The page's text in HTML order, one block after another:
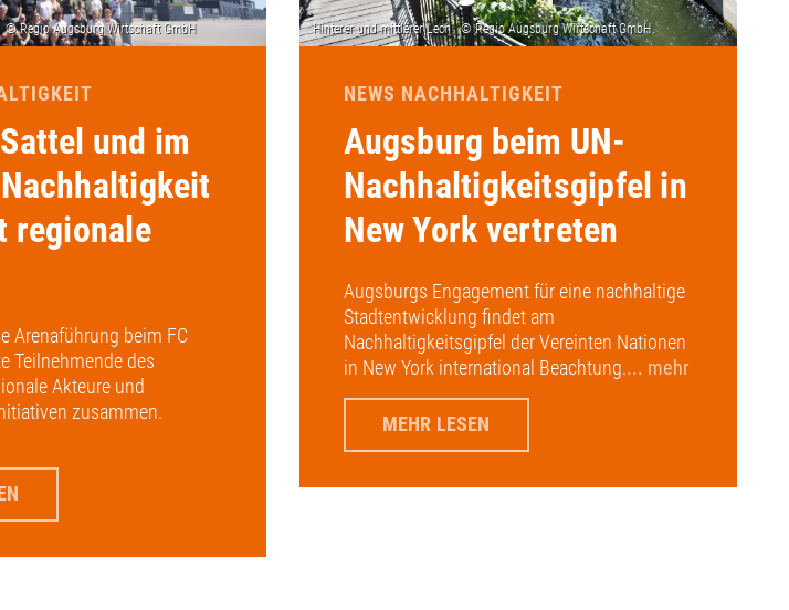
und im
regionale
Arenaführung beim FC
Teilnehmende des
Akteure und
zusammen.
NEWS NACHHALTIGKEIT
Augsburg beim UN-
Nachhaltigkeitsgipfel in
New York vertreten
Augsburgs Engagement für eine nachhaltige
Stadtentwicklung findet am
Nachhaltigkeitsgipfel der Vereinten Nationen
in New York international Beachtung.... mehr
MEHR LESEN